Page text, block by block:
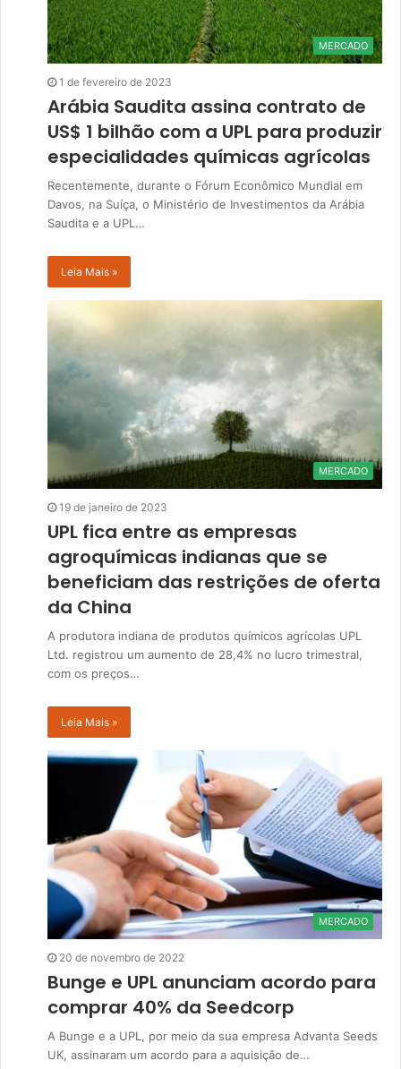
MERCADO
1 de fevereiro de 2023
Arábia Saudita assina contrato de
US$ 1 bilhão com a UPL para produzir
especialidades químicas agrícolas
Recentemente, durante o Fórum Econômico Mundial em
Davos, na Suíça, o Ministério de Investimentos da Arábia
Saudita e a UPL…
Leia Mais »
MERCADO
19 de janeiro de 2023
UPL fica entre as empresas
agroquímicas indianas que se
beneficiam das restrições de oferta
da China
A produtora indiana de produtos químicos agrícolas UPL
Ltd. registrou um aumento de 28,4% no lucro trimestral,
com os preços…
Leia Mais »
MERCADO
20 de novembro de 2022
Bunge e UPL anunciam acordo para
comprar 40% da Seedcorp
A Bunge e a UPL, por meio da sua empresa Advanta Seeds
UK, assinaram um acordo para a aquisição de…